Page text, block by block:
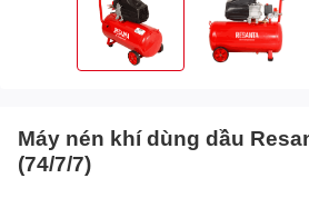
Máy nén khí dùng dầu
(74/7/7)